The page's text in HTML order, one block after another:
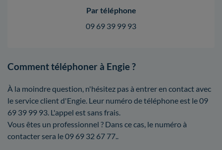
Par téléphone
09 69 39 99 93
Comment téléphoner à Engie ?
À la moindre question, n'hésitez pas à entrer en contact avec
le service client d'Engie. Leur numéro de téléphone est le 09
69 39 99 93. L'appel est sans frais.
Vous êtes un professionnel ? Dans ce cas, le numéro à
contacter sera le 09 69 32 67 77..